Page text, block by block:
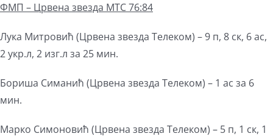
ФМП – Црвена звезда МТС 76:84
Лука Митровић (Црвена звезда Телеком) – 9 п, 8 ск, 6 ас,
2 укр.л, 2 изг.л за 25 мин.
Бориша Симанић (Црвена звезда Телеком) – 1 ас за 6
мин.
Марко Симоновић (Црвена звезда Телеком) – 5 п, 1 ск, 1